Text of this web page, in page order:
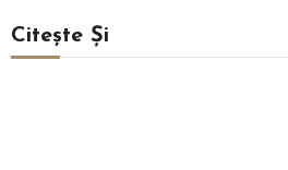
Citește Și